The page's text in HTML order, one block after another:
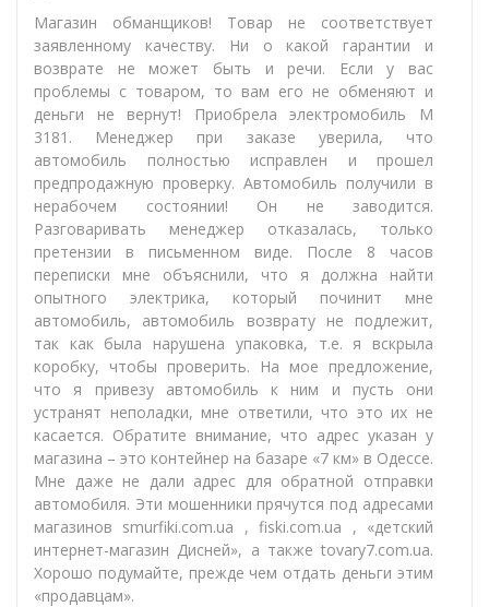
Магазин обманщиков! Товар не соответствует
заявленному качеству. Ни о какой гарантии и
возврате не может быть и речи. Если у вас
проблемы с товаром, то вам его не обменяют и
деньги не вернут! Приобрела электромобиль М
3181. Менеджер при заказе уверила, что
автомобиль полностью исправлен и прошел
предпродажную проверку. Автомобиль получили в
нерабочем состоянии! Он не заводится.
Разговаривать менеджер отказалась, только
претензии в письменном виде. После 8 часов
переписки мне объяснили, что я должна найти
опытного электрика, который починит мне
автомобиль, автомобиль возврату не подлежит,
так как была нарушена упаковка, т.е. я вскрыла
коробку, чтобы проверить. На мое предложение,
что я привезу автомобиль к ним и пусть они
устранят неполадки, мне ответили, что это их не
касается. Обратите внимание, что адрес указан у
магазина – это контейнер на базаре «7 км» в Одессе.
Мне даже не дали адрес для обратной отправки
автомобиля. Эти мошенники прячутся под адресами
магазинов smurfiki.com.ua , fiski.com.ua , «детский
интернет-магазин Дисней», а также tovary7.com.ua.
Хорошо подумайте, прежде чем отдать деньги этим
«продавцам».